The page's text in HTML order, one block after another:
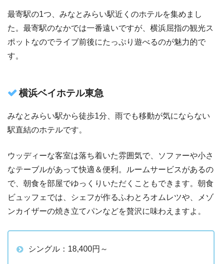
最寄駅の1つ、みなとみらい駅近くのホテルを集めまし
た。最寄駅のなかでは一番遠いですが、横浜屈指の観光ス
ポットなのでライブ前後にたっぷり遊べるのが魅力的で
す。
横浜ベイホテル東急
みなとみらい駅から徒歩1分、雨でも移動が気にならない
駅直結のホテルです。
ウッディーな客室は落ち着いた雰囲気で、ソファーや小さ
なテーブルがあって快適＆便利。ルームサービスがあるの
で、朝食を部屋でゆっくりいただくこともできます。朝食
ビュッフェでは、シェフが作るふわとろオムレツや、メゾ
ンカイザーの焼き立てパンなどを贅沢に味わえますよ。
シングル：18,400円～